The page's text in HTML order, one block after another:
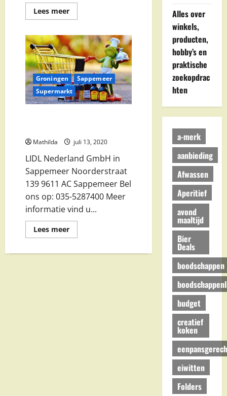
Lees meerLees
meer
B.
van
Rotterdam
&
Zn
in
Sappemeer
Groningen
Sappemeer
Supermarkt
Mathilda juli 13, 2020
LIDL Nederland GmbH in
Sappemeer Noorderstraat
139 9611 AC Sappemeer Bel
ons op: 035-5287400 Meer
informatie vind u...
Lees meerLees
meer
Nederland
Alles over
winkels,
producten,
hobby’s en
praktische
zoekopdrac
hten
a-merk
aanbieding
Afwassen
Aperitief
avond
maaltijd
Bier
Deals
boodschappen
budget
creatief
koken
eiwitten
Folders